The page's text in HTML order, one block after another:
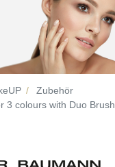
Zubehör
3 colours with Duo Brush